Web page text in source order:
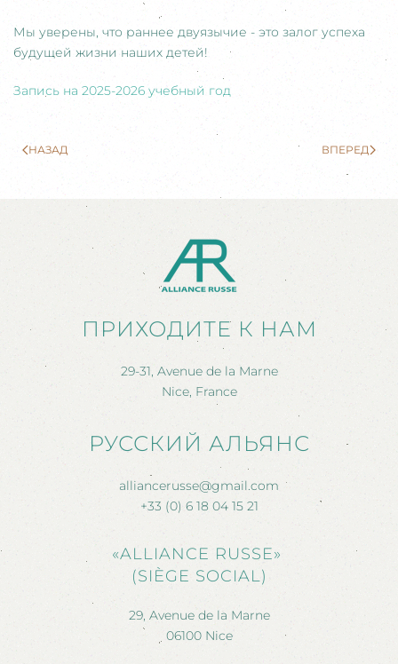
Мы уверены, что раннее двуязычие - это залог успеха
будущей жизни наших детей!
Запись на 2025-2026 учебный год
НАЗАД ВПЕРЕД
ПРИХОДИТЕ К НАМ
29-31, Avenue de la Marne
Nice, France
РУССКИЙ АЛЬЯНС
alliancerusse@gmail.com
+33 (0) 6 18 04 15 21
«ALLIANCE RUSSE»
(SIÈGE SOCIAL)
29, Avenue de la Marne
06100 Nice